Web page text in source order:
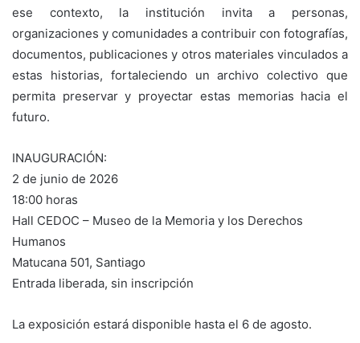
ese contexto, la institución invita a personas,
organizaciones y comunidades a contribuir con fotografías,
documentos, publicaciones y otros materiales vinculados a
estas historias, fortaleciendo un archivo colectivo que
permita preservar y proyectar estas memorias hacia el
futuro.
INAUGURACIÓN:
2 de junio de 2026
18:00 horas
Hall CEDOC – Museo de la Memoria y los Derechos
Humanos
Matucana 501, Santiago
Entrada liberada, sin inscripción
La exposición estará disponible hasta el 6 de agosto.